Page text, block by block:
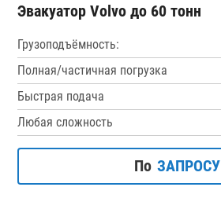
Эвакуатор Volvo до 60 тонн
Грузоподъёмность:
Полная/частичная погрузка
Быстрая подача
Любая сложность
По ЗАПРОСУ